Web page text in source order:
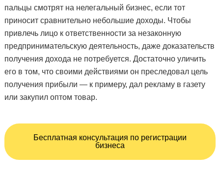
пальцы смотрят на нелегальный бизнес, если тот
приносит сравнительно небольшие доходы. Чтобы
привлечь лицо к ответственности за незаконную
предпринимательскую деятельность, даже доказательств
получения дохода не потребуется. Достаточно уличить
его в том, что своими действиями он преследовал цель
получения прибыли — к примеру, дал рекламу в газету
или закупил оптом товар.
Бесплатная консультация по регистрации
бизнеса